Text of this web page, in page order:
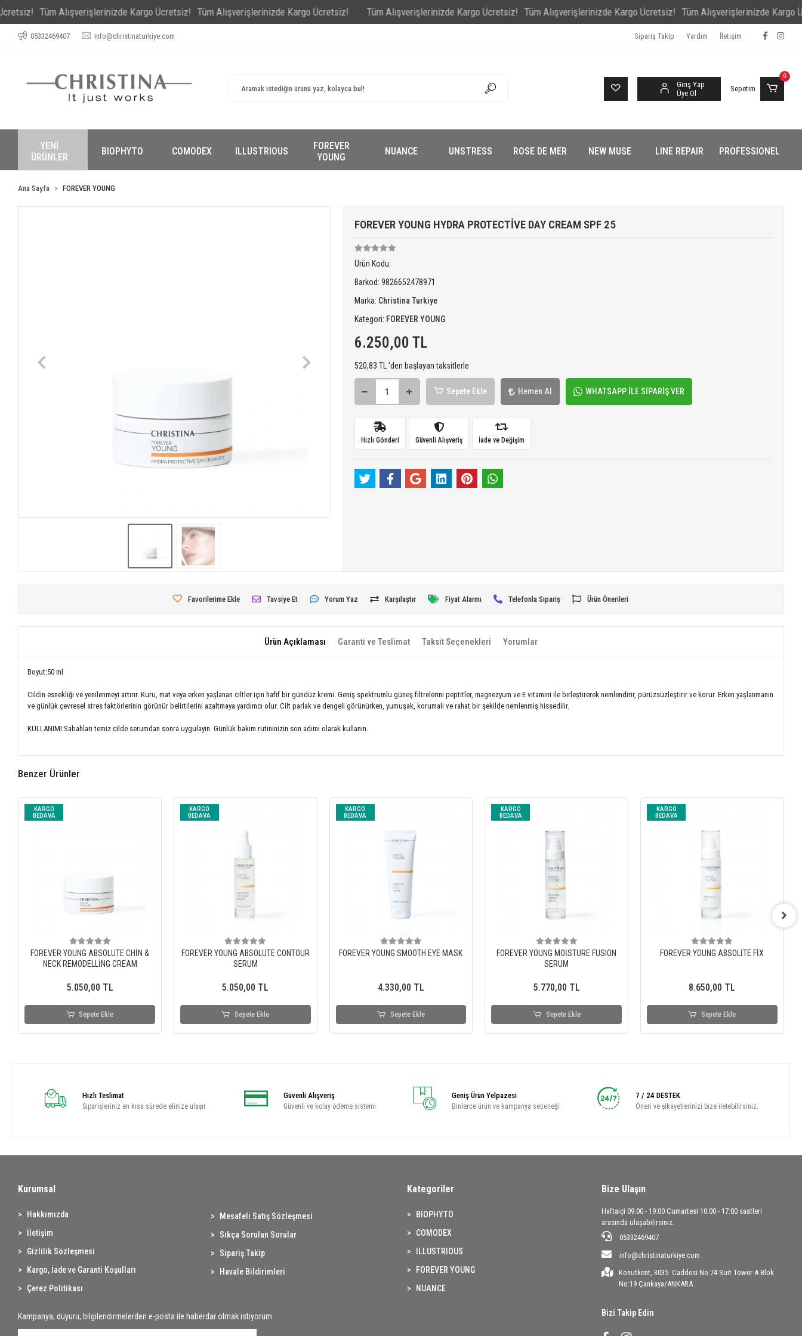
Tüm Alışverişlerinizde Kargo Ücretsiz! Tüm Alışverişlerinizde Kargo Ücretsiz! Tüm Alışverişlerinizde Kargo Ücretsiz! Tüm Alışverişlerinizde Kargo Ücretsiz! Tüm Alışverişlerinizde Kargo
05332469407 info@christinaturkiye.com Sipariş Takip Yardım İletişim
Giriş Yap
Üye Ol
Sepetim
0
YENİ
ÜRÜNLER
BIOPHYTO COMODEX ILLUSTRIOUS
FOREVER
YOUNG
NUANCE UNSTRESS ROSE DE MER NEW MUSE LINE REPAIR PROFESSIONEL
Ana Sayfa FOREVER YOUNG
FOREVER YOUNG HYDRA PROTECTİVE DAY CREAM SPF 25
Ürün Kodu:
Barkod: 9826652478971
Marka: Christina Turkiye
Kategori: FOREVER YOUNG
6.250,00 TL
520,83 TL 'den başlayan taksitlerle
Sepete Ekle Hemen Al WHATSAPP İLE SİPARİŞ VER
Hızlı Gönderi Güvenli Alışveriş İade ve Değişim
Favorilerime Ekle Tavsiye Et Yorum Yaz Karşılaştır Fiyat Alarmı Telefonla Sipariş Ürün Önerileri
Ürün Açıklaması Garanti ve Teslimat Taksit Seçenekleri Yorumlar
Boyut:50 ml
Cildin esnekliği ve yenilenmeyi artırır. Kuru, mat veya erken yaşlanan ciltler için hafif bir gündüz kremi. Geniş spektrumlu güneş filtrelerini peptitler, magnezyum ve E vitamini ile birleştirerek nemlendirir, pürüzsüzleştirir ve korur. Erken yaşlanmanın
ve günlük çevresel stres faktörlerinin görünür belirtilerini azaltmaya yardımcı olur. Cilt parlak ve dengeli görünürken, yumuşak, korumalı ve rahat bir şekilde nemlenmiş hissedilir.
KULLANIMI:Sabahları temiz cilde serumdan sonra uygulayın. Günlük bakım rutininizin son adımı olarak kullanın.
Benzer Ürünler
KARGO
BEDAVA
FOREVER YOUNG ABSOLUTE CHİN &
NECK REMODELLİNG CREAM
5.050,00 TL
Sepete Ekle
KARGO
BEDAVA
FOREVER YOUNG ABSOLUTE CONTOUR
SERUM
5.050,00 TL
Sepete Ekle
KARGO
BEDAVA
FOREVER YOUNG SMOOTH EYE MASK
4.330,00 TL
Sepete Ekle
KARGO
BEDAVA
FOREVER YOUNG MOİSTURE FUSION
SERUM
5.770,00 TL
Sepete Ekle
KARGO
BEDAVA
FOREVER YOUNG ABSOLİTE FİX
8.650,00 TL
Sepete Ekle
Hızlı Teslimat
Siparişleriniz en kısa sürede elinize ulaşır.
Güvenli Alışveriş
Güvenli ve kolay ödeme sistemi
Geniş Ürün Yelpazesi
Binlerce ürün ve kampanya seçeneği
7 / 24 DESTEK
Öneri ve şikayetlerinizi bize iletebilirsiniz.
Kurumsal
Hakkımızda
İletişim
Gizlilik Sözleşmesi
Kargo, İade ve Garanti Koşulları
Çerez Politikası
Mesafeli Satış Sözleşmesi
Sıkça Sorulan Sorular
Sipariş Takip
Havale Bildirimleri
Kampanya, duyuru, bilgilendirmelerden e-posta ile haberdar olmak istiyorum.
Kategoriler
BIOPHYTO
COMODEX
ILLUSTRIOUS
FOREVER YOUNG
NUANCE
Bize Ulaşın
Haftaiçi 09:00 - 19:00 Cumartesi 10:00 - 17:00 saatleri
arasında ulaşabilirsiniz.
05332469407
info@christinaturkiye.com
Konutkent, 3035. Caddesi No:74 Suit Tower A Blok
No:19 Çankaya/ANKARA
Bizi Takip Edin